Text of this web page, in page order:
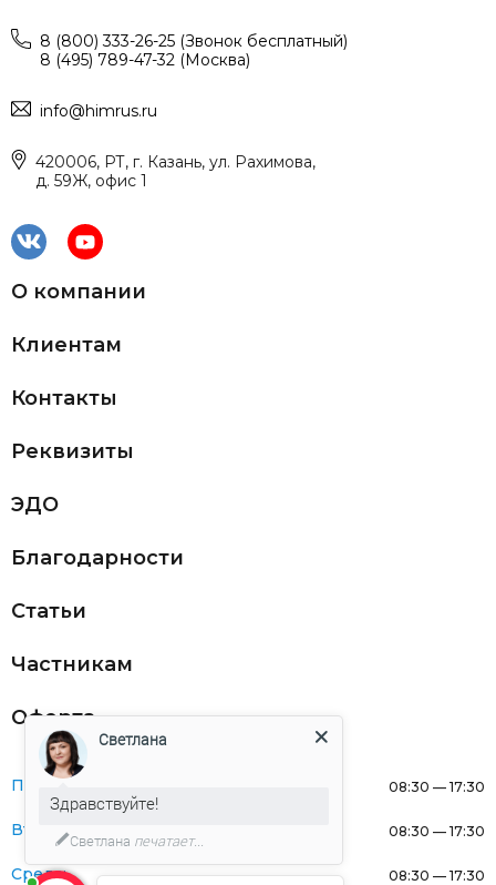
8 (800) 333-26-25 (Звонок бесплатный)
8 (495) 789-47-32 (Москва)
info@himrus.ru
420006, РТ, г. Казань, ул. Рахимова,
д. 59Ж, офис 1
О компании
Клиентам
Контакты
Реквизиты
ЭДО
Благодарности
Статьи
Частникам
Оферта
Понедельник: 08:30 — 17:30
Вторник: 08:30 — 17:30
Среда: 08:30 — 17:30
Светлана
Здравствуйте!
Светлана печатает...